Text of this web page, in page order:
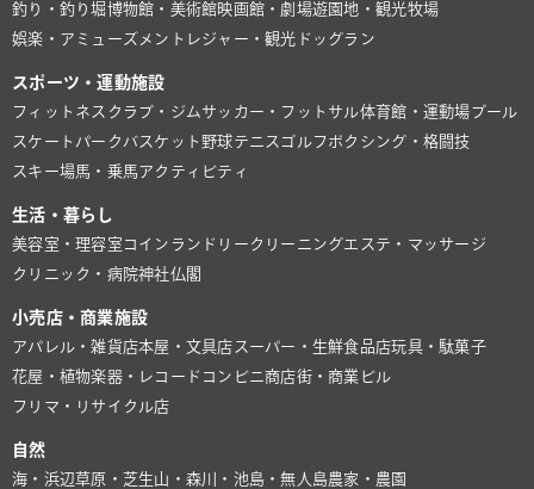
釣り・釣り堀博物館・美術館映画館・劇場遊園地・観光牧場
娯楽・アミューズメント レジャー・観光 ドッグラン
スポーツ・運動施設
フィットネスクラブ・ジム サッカー・フットサル体育館・運動場プール
スケートパーク バスケット 野球テニス ゴルフ ボクシング・格闘技
スキー場馬・乗馬アクティビティ
生活・暮らし
美容室・理容室 コインランドリー クリーニングエステ・マッサージ
クリニック・病院神社仏閣
小売店・商業施設
アパレル・雑貨店本屋・文具店 スーパー・生鮮食品店玩具・駄菓子
花屋・植物楽器・レコード コンビニ商店街・商業ビル
フリマ・リサイクル店
自然
海・浜辺 草原・芝生山・森川・池島・無人島農家・農園